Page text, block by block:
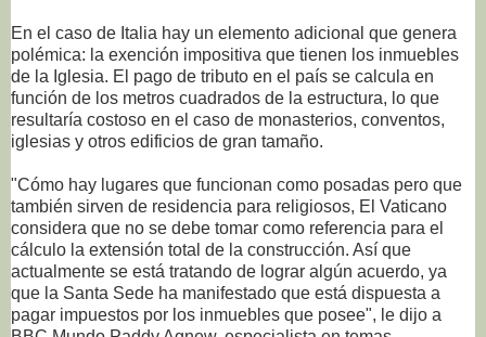
En el caso de Italia hay un elemento adicional que genera
polémica: la exención impositiva que tienen los inmuebles
de la Iglesia. El pago de tributo en el país se calcula en
función de los metros cuadrados de la estructura, lo que
resultaría costoso en el caso de monasterios, conventos,
iglesias y otros edificios de gran tamaño.
"Cómo hay lugares que funcionan como posadas pero que
también sirven de residencia para religiosos, El Vaticano
considera que no se debe tomar como referencia para el
cálculo la extensión total de la construcción. Así que
actualmente se está tratando de lograr algún acuerdo, ya
que la Santa Sede ha manifestado que está dispuesta a
pagar impuestos por los inmuebles que posee", le dijo a